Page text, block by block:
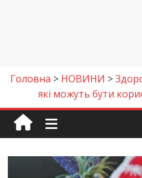
Головна > НОВИНИ >
які можуть бути